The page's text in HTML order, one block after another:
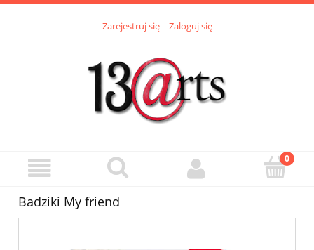
Zarejestruj się Zaloguj się
Badziki My friend